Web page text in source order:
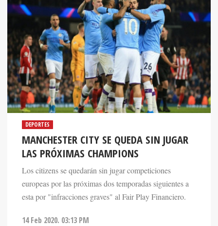
DEPORTES
MANCHESTER CITY SE QUEDA SIN JUGAR
LAS PRÓXIMAS CHAMPIONS
Los citizens se quedarán sin jugar competiciones
europeas por las próximas dos temporadas siguientes a
esta por "infracciones graves" al Fair Play Financiero.
14 Feb 2020. 03:13 PM